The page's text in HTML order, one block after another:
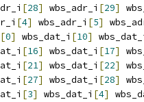
[28] wbs_adr_i [29]
[4] wbs_adr_i [5]
[0] wbs_dat_i [10]
[16] wbs_dat_i [17]
[21] wbs_dat_i [22]
[27] wbs_dat_i [28]
[3] wbs_dat_i [4]